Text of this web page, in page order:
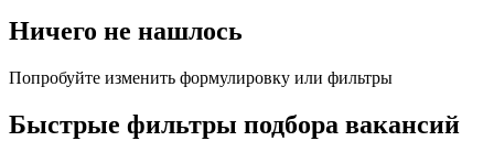
Ничего не нашлось
Попробуйте изменить формулировку или фильтры
Быстрые фильтры подбора вакансий